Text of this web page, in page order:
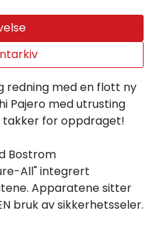
redning med en flott ny
Pajero med utrusting
takker for oppdraget!
Bostrom
All" integrert
Apparatene sitter
bruk av sikkerhetsseler.